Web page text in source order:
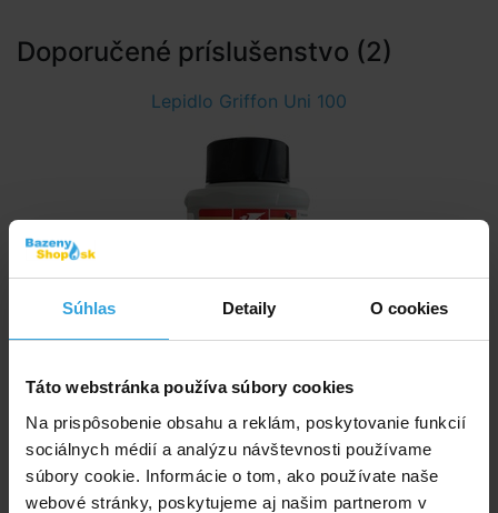
Súhlas Detaily O cookies
Táto webstránka používa súbory cookies
Na prispôsobenie obsahu a reklám, poskytovanie funkcií
sociálnych médií a analýzu návštevnosti používame
súbory cookie. Informácie o tom, ako používate naše
webové stránky, poskytujeme aj našim partnerom v
Doporučené príslušenstvo (2)
Lepidlo Griffon Uni 100
Skladom > 20 ks
11,67 EUR
do košíka